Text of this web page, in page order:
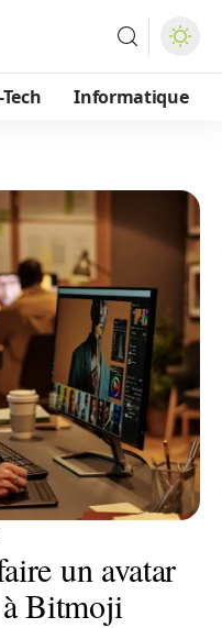
Informatique
un avatar
Bitmoji